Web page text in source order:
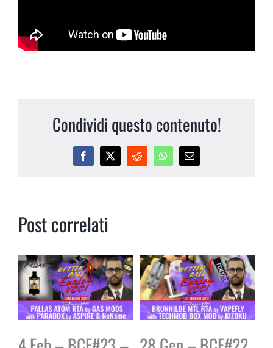
Condividi questo contenuto!
Facebook
X RedditWhatsApp
Email
Post correlati